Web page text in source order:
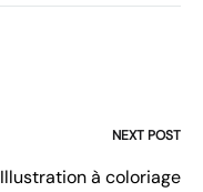
NEXT POST
Illustration à coloriage